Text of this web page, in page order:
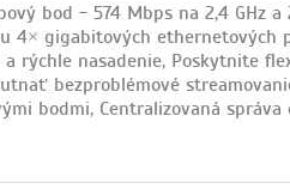
bod - 574 Mbps na 2,4 GHz
4× gigabitových ethernetových
rýchle nasadenie, Poskytnite
bezproblémové
bodmi, Centralizovaná správa